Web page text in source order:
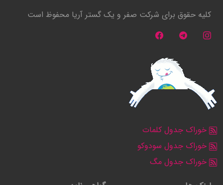
کلیه حقوق برای شرکت صفر و یک گستر آریا محفوظ است
خوراک جدول کلمات
خوراک جدول سودوکو
خوراک جدول مگ